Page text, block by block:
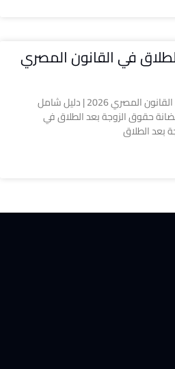
في القانون المصري
حقوق الزوجة بعد الطلاق في القانون المصري 2026 | دليل شامل
حقوق الزوجة بعد الطلاق في
بعد الطلاق